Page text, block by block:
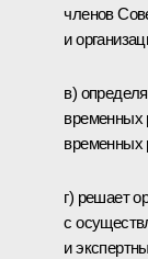
членов
и
в)
временных
временных
г) решает
с
и